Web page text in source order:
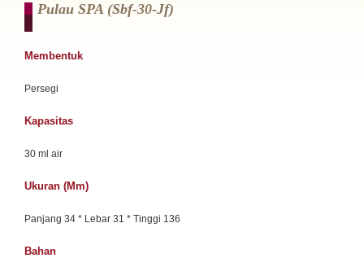
Pulau SPA (sbf-30-Jf)
Membentuk
Persegi
Kapasitas
30 ml air
Ukuran (mm)
Panjang 34 * Lebar 31 * Tinggi 136
Bahan